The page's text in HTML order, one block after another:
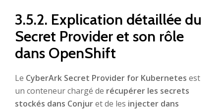
3.5.2. Explication détaillée du
Secret Provider et son rôle
dans OpenShift
Le CyberArk Secret Provider for Kubernetes est
un conteneur chargé de récupérer les secrets
stockés dans Conjuret de les injecter dans